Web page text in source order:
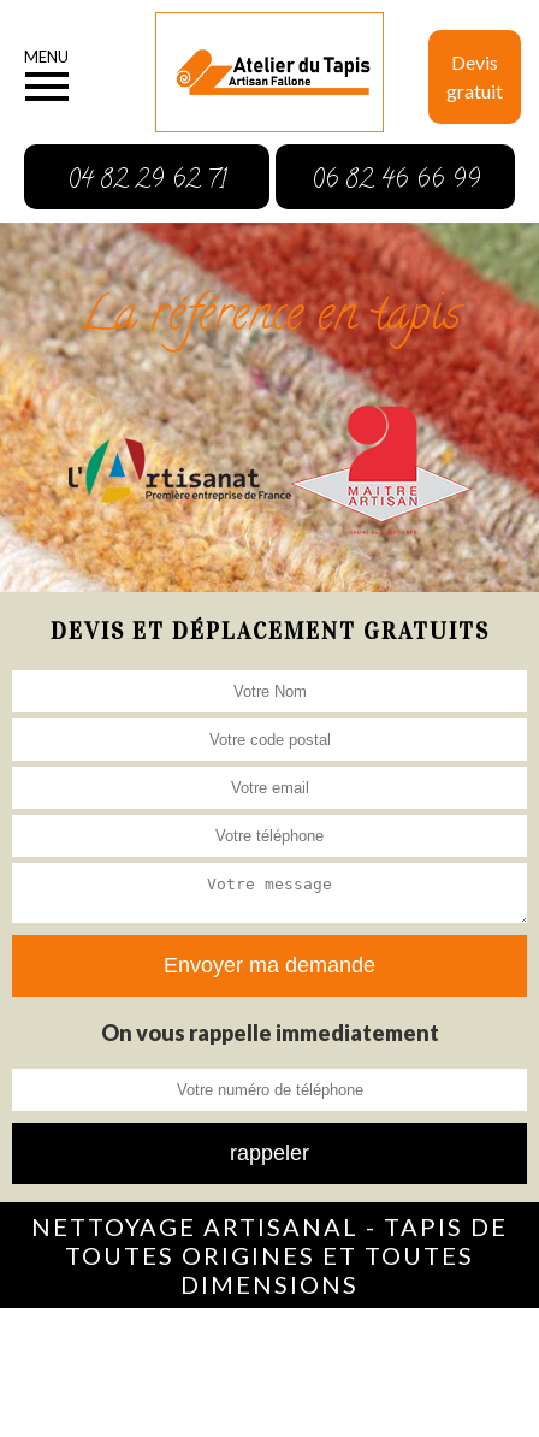
Devis
gratuit
MENU
04 82 29 62 71 06 82 46 66 99
La référence en tapis
DEVIS ET DÉPLACEMENT GRATUITS
On vous rappelle immediatement
NETTOYAGE ARTISANAL - TAPIS DE
TOUTES ORIGINES ET TOUTES
DIMENSIONS